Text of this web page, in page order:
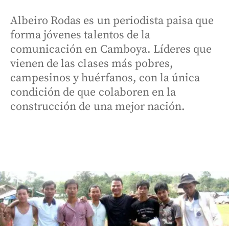
Albeiro Rodas es un periodista paisa que
forma jóvenes talentos de la
comunicación en Camboya. Líderes que
vienen de las clases más pobres,
campesinos y huérfanos, con la única
condición de que colaboren en la
construcción de una mejor nación.